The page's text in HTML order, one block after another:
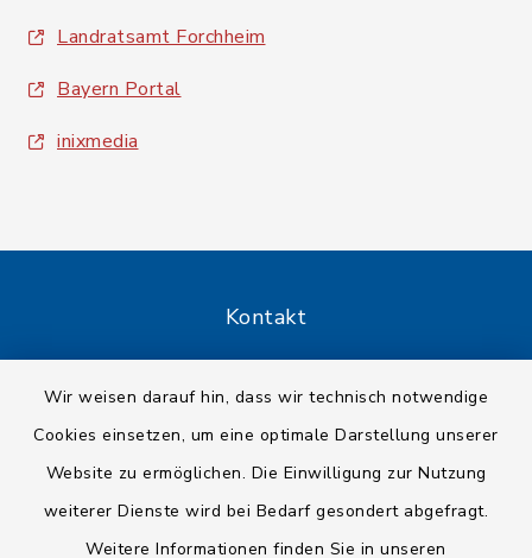
Wir weisen darauf hin, dass wir technisch notwendige
Cookies einsetzen, um eine optimale Darstellung unserer
Website zu ermöglichen. Die Einwilligung zur Nutzung
weiterer Dienste wird bei Bedarf gesondert abgefragt.
Weitere Informationen finden Sie in unseren
Landratsamt Forchheim
Bayern Portal
inixmedia
Kontakt
Datenschutz
Impressum